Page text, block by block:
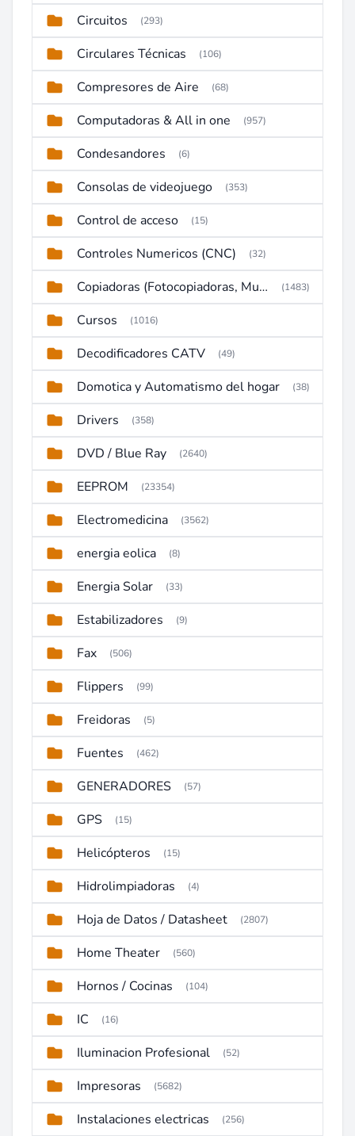
Circuitos (293)
Circulares Técnicas (106)
Compresores de Aire (68)
Computadoras & All in one (957)
Condesandores (6)
Consolas de videojuego (353)
Control de acceso (15)
Controles Numericos (CNC) (32)
Copiadoras (Fotocopiadoras, Multifunctions, Ploter, etc) (1483)
Cursos (1016)
Decodificadores CATV (49)
Domotica y Automatismo del hogar (38)
Drivers (358)
DVD / Blue Ray (2640)
EEPROM (23354)
Electromedicina (3562)
energia eolica (8)
Energia Solar (33)
Estabilizadores (9)
Fax (506)
Flippers (99)
Freidoras (5)
Fuentes (462)
GENERADORES (57)
GPS (15)
Helicópteros (15)
Hidrolimpiadoras (4)
Hoja de Datos / Datasheet (2807)
Home Theater (560)
Hornos / Cocinas (104)
IC (16)
Iluminacion Profesional (52)
Impresoras (5682)
Instalaciones electricas (256)